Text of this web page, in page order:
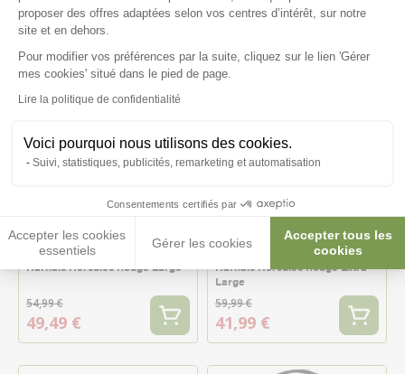
proposer des offres adaptées selon vos centres d’intérêt, sur notre
site et en dehors.
Pour modifier vos préférences par la suite, cliquez sur le lien 'Gérer
mes cookies' situé dans le pied de page.
Lire la politique de confidentialité
Voici pourquoi nous utilisons des cookies.
Suivi, statistiques, publicités, remarketing et automatisation
Consentements certifiés par
Accepter les cookies
essentiels
Gérer les cookies
Accepter tous les
cookies
Axeptio consent
4,94 € 8,09 €
Harnais Hercules Rouge Large
54,99 €
49,49 €
-30%
Harnais Hercules Rouge Extra
Large
59,99 €
41,99 €